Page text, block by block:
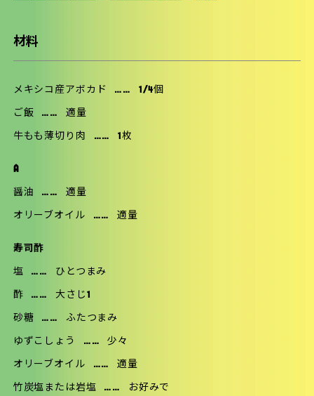
材料
メキシコ産アボカド …… 1/4個
ご飯 …… 適量
牛もも薄切り肉 …… 1枚
A
醤油 …… 適量
オリーブオイル …… 適量
寿司酢
塩 …… ひとつまみ
酢 …… 大さじ1
砂糖 …… ふたつまみ
ゆずこしょう …… 少々
オリーブオイル …… 適量
竹炭塩または岩塩 …… お好みで